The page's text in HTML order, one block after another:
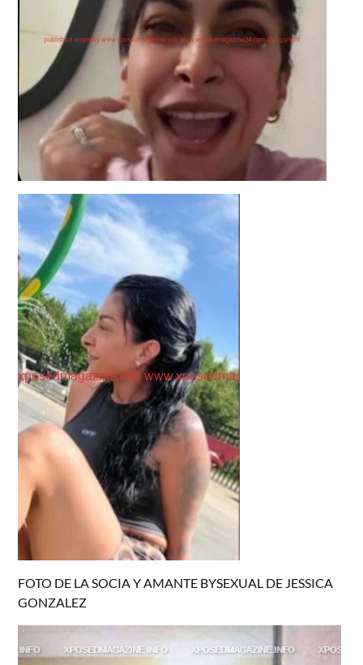
FOTO DE LA SOCIA Y AMANTE BYSEXUAL DE JESSICA
GONZALEZ